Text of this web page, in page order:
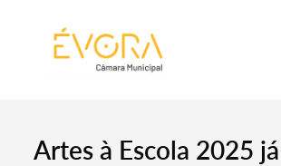
Artes à Escola 2025